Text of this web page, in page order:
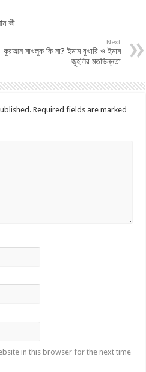
কী
Next
কুরআন মাখলুক কি না? ইমাম বুখারি ও ইমাম
জুহলির মতভিন্নতা
Required fields are marked
in this browser for the next time